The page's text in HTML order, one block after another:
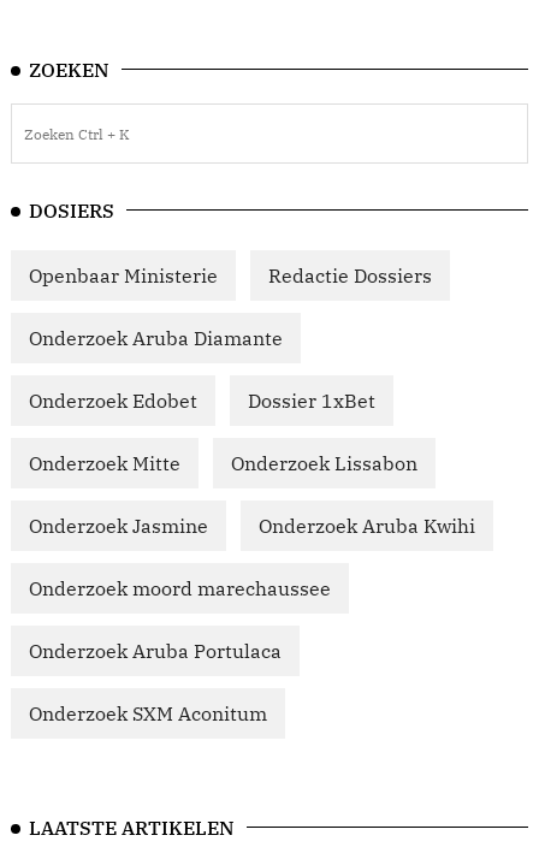
ZOEKEN
DOSIERS
Openbaar Ministerie Redactie Dossiers
Onderzoek Aruba Diamante
Onderzoek Edobet Dossier 1xBet
Onderzoek Mitte Onderzoek Lissabon
Onderzoek Jasmine Onderzoek Aruba Kwihi
Onderzoek moord marechaussee
Onderzoek Aruba Portulaca
Onderzoek SXM Aconitum
LAATSTE ARTIKELEN